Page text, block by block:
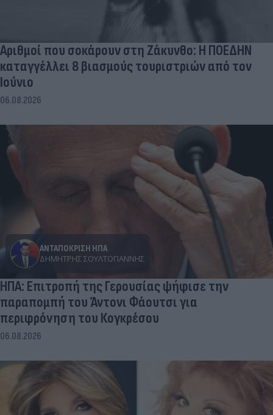
Αριθμοί που σοκάρουν στη Ζάκυνθο: Η ΠΟΕΔΗΝ
καταγγέλλει 8 βιασμούς τουριστριών από τον
Ιούνιο
06.08.2026
ΑΝΤΑΠΟΚΡΙΣΗ ΗΠΑ
ΔΗΜΉΤΡΗΣ ΣΟΥΛΤΟΓΙΆΝΝΗΣ
ΗΠΑ: Επιτροπή της Γερουσίας ψήφισε την
παραπομπή του Άντονι Φάουτσι για
περιφρόνηση του Κογκρέσου
06.08.2026